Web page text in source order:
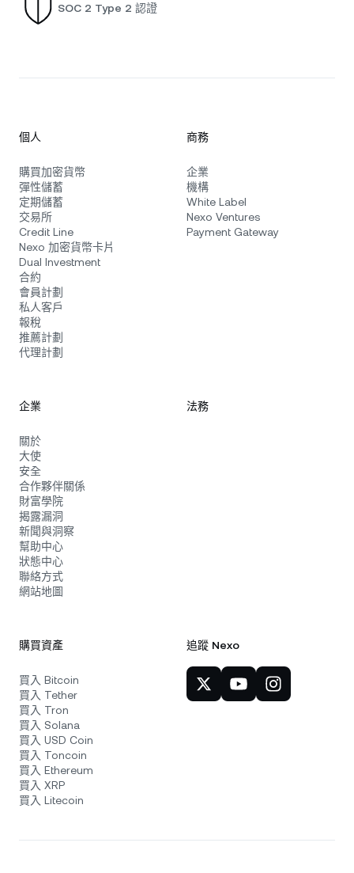
SOC 2 Type 2 認證
個人
購買加密貨幣
彈性儲蓄
定期儲蓄
交易所
Credit Line
Nexo 加密貨幣卡片
Dual Investment
合約
會員計劃
私人客戶
報稅
推薦計劃
代理計劃
商務
企業
機構
White Label
Nexo Ventures
Payment Gateway
企業
關於
大使
安全
合作夥伴關係
財富學院
揭露漏洞
新聞與洞察
幫助中心
狀態中心
聯絡方式
網站地圖
法務
購買資產
買入 Bitcoin
買入 Tether
買入 Tron
買入 Solana
買入 USD Coin
買入 Toncoin
買入 Ethereum
買入 XRP
買入 Litecoin
追蹤 Nexo